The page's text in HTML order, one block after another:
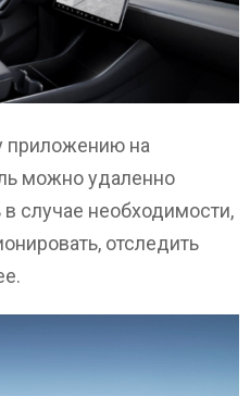
приложению на
можно удаленно
в случае необходимости,
отследить